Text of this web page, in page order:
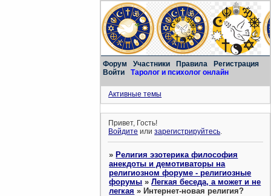
Форум Участники Правила
Регистрация
Войти
Таролог и психолог онлайн
Активные темы
Привет, Гость!
Войдите илизарегистрируйтесь.
»Религия эзотерика философия
анекдоты и демотиваторы на
религиозном форуме - религиозные
форумы »Легкая беседа, а может и не
легкая »Интернет-новая религия?